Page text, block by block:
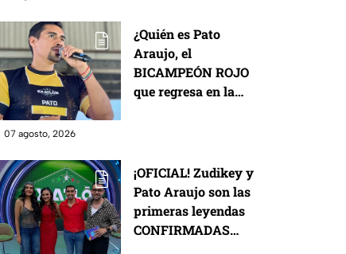
¿Quién es Pato
Araujo, el
BICAMPEÓN ROJO
que regresa en la
07 agosto, 2026
¡OFICIAL! Zudikey y
Pato Araujo son las
primeras leyendas
CONFIRMADAS